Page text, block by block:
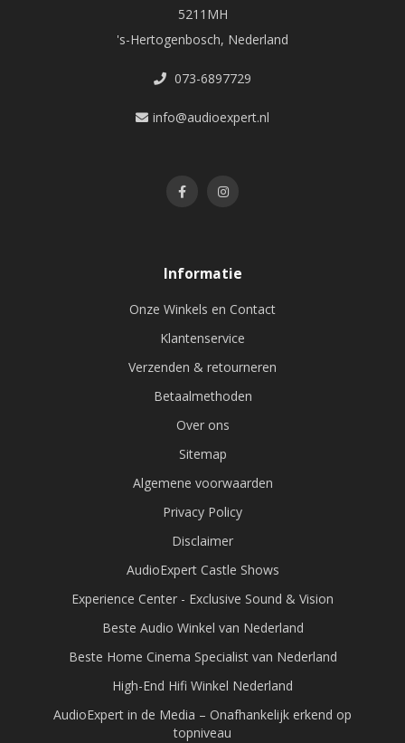
5211MH
's-Hertogenbosch, Nederland
073-6897729
info@audioexpert.nl
Informatie
Onze Winkels en Contact
Klantenservice
Verzenden & retourneren
Betaalmethoden
Over ons
Sitemap
Algemene voorwaarden
Privacy Policy
Disclaimer
AudioExpert Castle Shows
Experience Center - Exclusive Sound & Vision
Beste Audio Winkel van Nederland
Beste Home Cinema Specialist van Nederland
High-End Hifi Winkel Nederland
AudioExpert in de Media – Onafhankelijk erkend op
topniveau